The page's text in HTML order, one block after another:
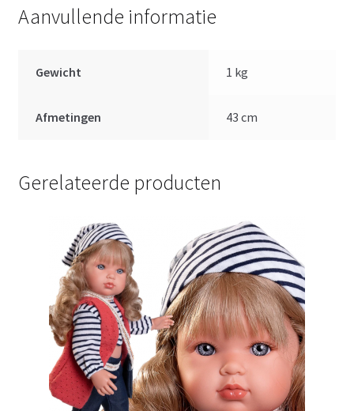
Aanvullende informatie
Gewicht 1 kg
Afmetingen 43 cm
Gerelateerde producten